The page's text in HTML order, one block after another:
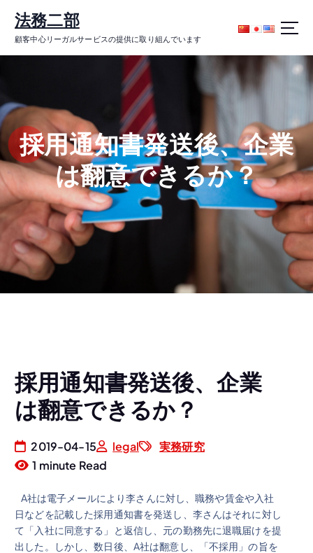
ン
ス
キ
ッ
プ
法務二部
顧客中心リーガルサービスの提供に取り組んでいます
採用通知書発送後、企業
は翻意できるか？
採用通知書発送後、企業
は翻意できるか？
2019-04-15 legal
実務研究
1 minute Read
A社は電子メールにより李さんに対し、職務や賃金や入社
日などを記載した採用通知書を発送し、李さんはそれに対し
て「入社に同意する」と返信し、元の勤務先に退職届けを提
出した。しかし、数日後、A社は翻意し、「不採用」の旨を